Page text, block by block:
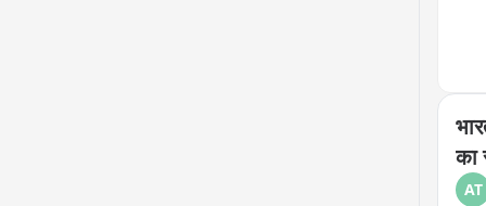
का
AT